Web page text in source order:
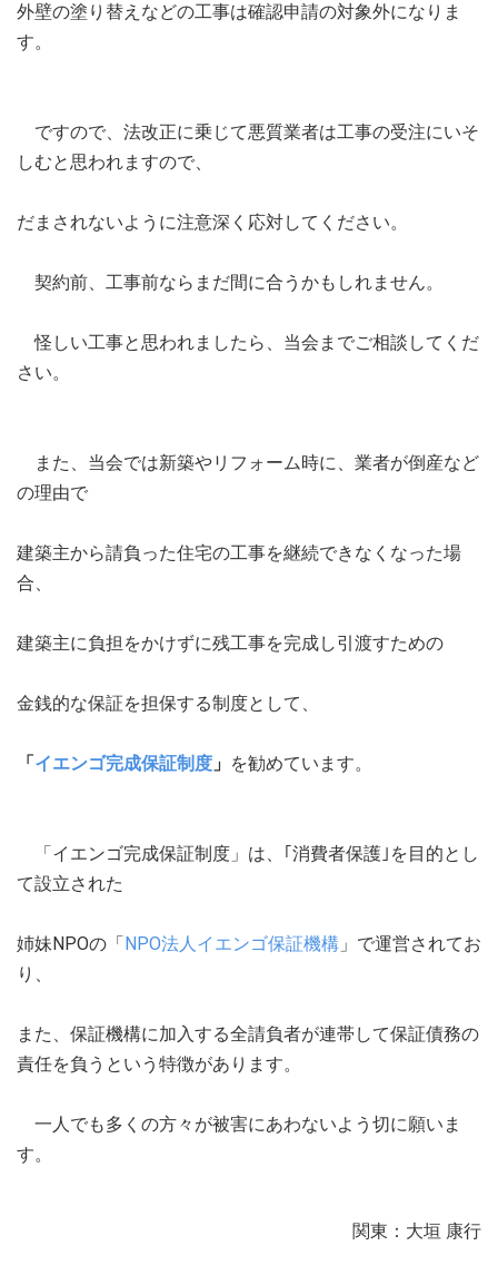
外壁の塗り替えなどの工事は確認申請の対象外になりま
す。
ですので、法改正に乗じて悪質業者は工事の受注にいそ
しむと思われますので、
だまされないように注意深く応対してください。
契約前、工事前ならまだ間に合うかもしれません。
怪しい工事と思われましたら、当会までご相談してくだ
さい。
また、当会では新築やリフォーム時に、業者が倒産など
の理由で
建築主から請負った住宅の工事を継続できなくなった場
合、
建築主に負担をかけずに残工事を完成し引渡すための
金銭的な保証を担保する制度として、
「 イエンゴ完成保証制度 」 を勧めています。
「イエンゴ完成保証制度」は、｢消費者保護｣を目的とし
て設立された
姉妹NPOの「 NPO法人イエンゴ保証機構 」で運営されてお
り、
また、保証機構に加入する全請負者が連帯して保証債務の
責任を負うという特徴があります。
一人でも多くの方々が被害にあわないよう切に願いま
す。
関東：大垣 康行